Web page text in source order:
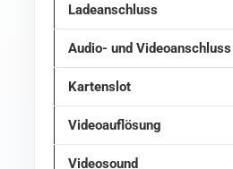
Ladeanschluss
Audio- und Videoanschluss
Kartenslot
Videoauflösung
Videosound